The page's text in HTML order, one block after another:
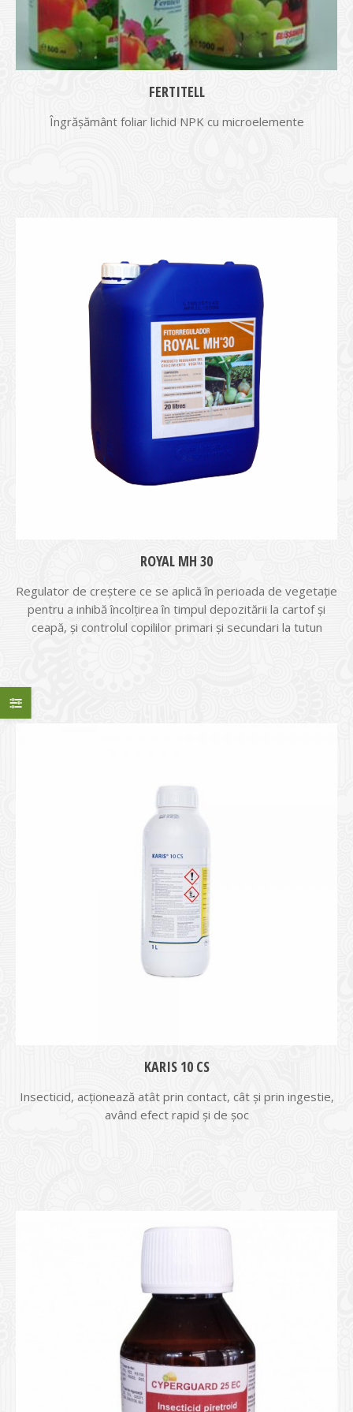
FERTITELL
Îngrășământ foliar lichid NPK cu microelemente
ROYAL MH 30
Regulator de creștere ce se aplică în perioada de vegetație
pentru a inhibă încolțirea în timpul depozitării la cartof și
ceapă, și controlul copililor primari și secundari la tutun
KARIS 10 CS
Insecticid, acționează atât prin contact, cât și prin ingestie,
având efect rapid și de șoc